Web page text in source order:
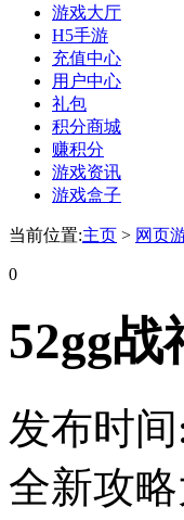
游戏大厅
H5手游
充值中心
用户中心
礼包
积分商城
赚积分
游戏资讯
游戏盒子
当前位置:主页 > 网页
0
52gg
发布时间
全新攻